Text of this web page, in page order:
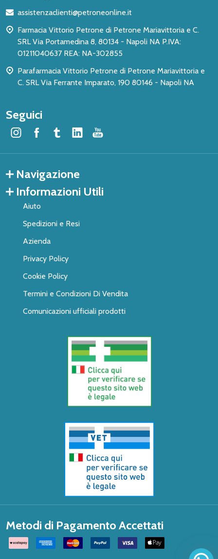
pagina
assistenzaclienti@petroneonline.it
Farmacia Vittorio Petrone di Petrone Mariavittoria e C.
SRL Via Portamedina 8, 80134 - Napoli NA P.IVA:
01211040637 REA: NA-302855
Parafarmacia Vittorio Petrone di Petrone Mariavittoria e
C. SRL Via Ferrante Imparato, 190 80146 - Napoli NA
Seguici
Navigazione
Informazioni Utili
Aiuto
Spedizioni e Resi
Azienda
Privacy Policy
Cookie Policy
Termini e Condizioni Di Vendita
Comunicazioni ufficiali prodotti
Metodi di Pagamento Accettati